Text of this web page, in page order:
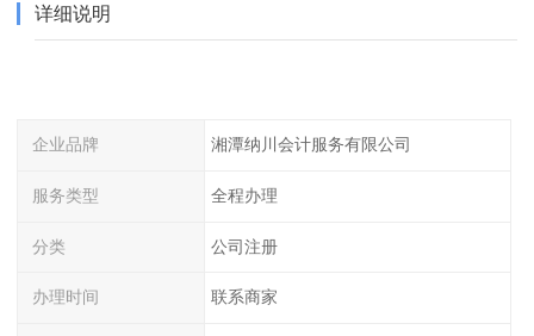
详细说明
企业品牌 湘潭纳川会计服务有限公司
服务类型 全程办理
分类 公司注册
办理时间 联系商家